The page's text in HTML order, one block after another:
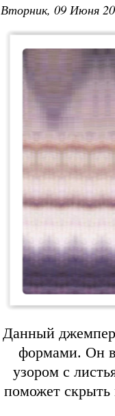
Вторник, 09 Июня
Данный
формами. Он
узором с
поможет